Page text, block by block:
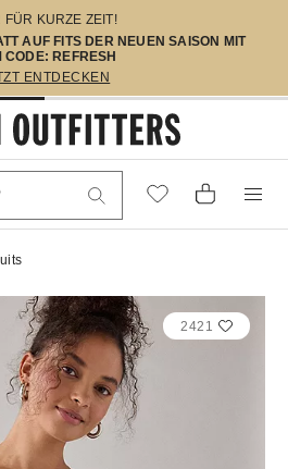
FÜR KURZE ZEIT!
AUF FITS DER NEUEN SAISON MIT
CODE: REFRESH
ENTDECKEN
2421